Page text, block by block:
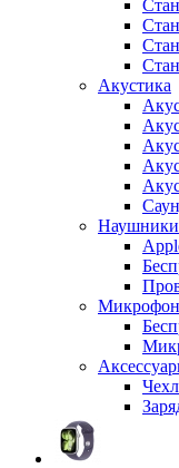
Акустика
Наушники